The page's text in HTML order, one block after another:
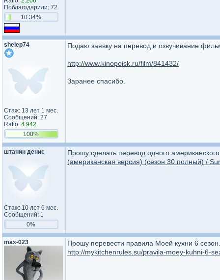
Поблагодарили: 72
10.34%
shelep74
Стаж: 13 лет 1 мес.
Сообщений: 27
Ratio: 4.942
100%
Подаю заявку на перевод и озвучивание
http://www.kinopoisk.ru/film/841432/
Заранее спасибо.
штанин денис
Стаж: 10 лет 6 мес.
Сообщений: 1
0%
Прошу сделать перевод одного
(американская версия) (сезон 30 полный) /
max-023
Прошу перевести правила Моей кухни 6
http://mykitchenrules.su/pravila-moey-kuhni-6-